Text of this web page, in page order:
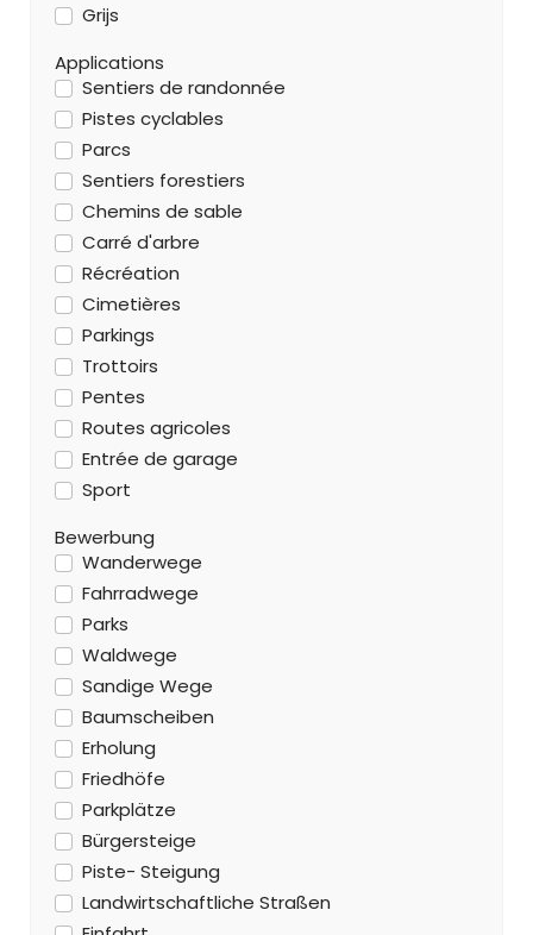
Grijs
Applications
Sentiers de randonnée
Pistes cyclables
Parcs
Sentiers forestiers
Chemins de sable
Carré d'arbre
Récréation
Cimetières
Parkings
Trottoirs
Pentes
Routes agricoles
Entrée de garage
Sport
Bewerbung
Wanderwege
Fahrradwege
Parks
Waldwege
Sandige Wege
Baumscheiben
Erholung
Friedhöfe
Parkplätze
Bürgersteige
Piste- Steigung
Landwirtschaftliche Straßen